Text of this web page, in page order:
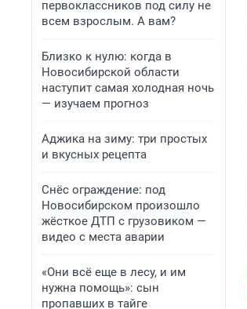
первоклассников под силу не
всем взрослым. А вам?
Близко к нулю: когда в
Новосибирской области
наступит самая холодная ночь
— изучаем прогноз
Аджика на зиму: три простых
и вкусных рецепта
Снёс ограждение: под
Новосибирском произошло
жёсткое ДТП с грузовиком —
видео с места аварии
«Они всё еще в лесу, и им
нужна помощь»: сын
пропавших в тайге